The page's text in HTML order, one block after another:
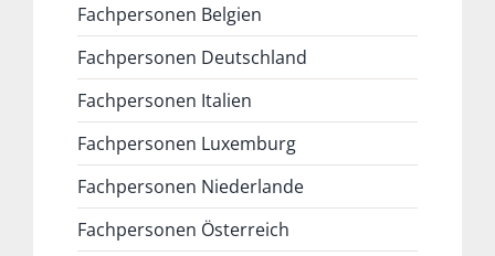
Fachpersonen Belgien
Fachpersonen Deutschland
Fachpersonen Italien
Fachpersonen Luxemburg
Fachpersonen Niederlande
Fachpersonen Österreich